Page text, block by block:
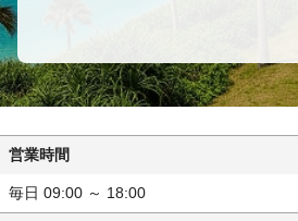
営業時間
毎日 09:00 ～ 18:00